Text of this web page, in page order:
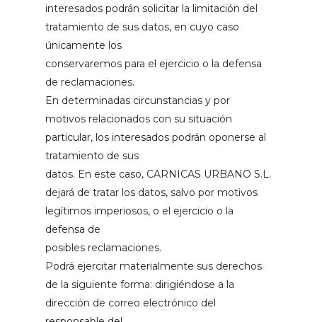
interesados podrán solicitar la limitación del
tratamiento de sus datos, en cuyo caso
únicamente los
conservaremos para el ejercicio o la defensa
de reclamaciones.
En determinadas circunstancias y por
motivos relacionados con su situación
particular, los interesados podrán oponerse al
tratamiento de sus
datos. En este caso, CARNICAS URBANO S.L.
dejará de tratar los datos, salvo por motivos
legítimos imperiosos, o el ejercicio o la
defensa de
posibles reclamaciones.
Podrá ejercitar materialmente sus derechos
de la siguiente forma: dirigiéndose a la
dirección de correo electrónico del